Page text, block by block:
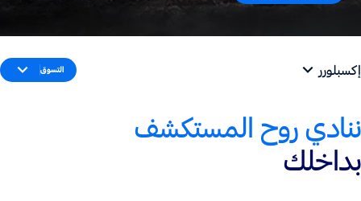
إكسبلورر التسوق
ننادي روح المستكشف
بداخلك